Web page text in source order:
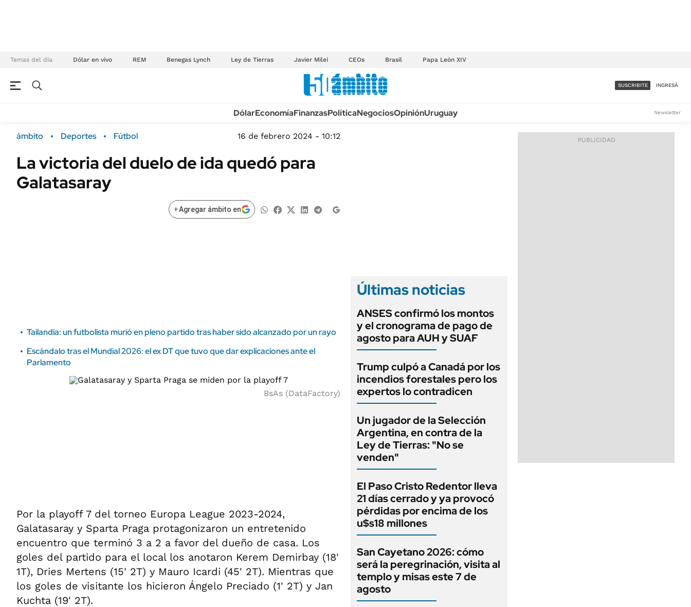
Temas del día Dólar en vivo REM Benegas Lynch Ley de Tierras Javier Milei CEOs Brasil Papa León XIV
Campo
FINANZAS
Sustentabilidad
POLÍTICA
TECNOLOGÍA
MÉXICO
MUNDO
ACCESO FULL - $1.800/MES
SUSCRIBITE INGRESÁ
DólarEconomíaFinanzasPolíticaNegociosOpiniónUruguay Newsletter
ámbito Deportes Fútbol 16 de febrero 2024 - 10:12
La victoria del duelo de ida quedó para
Galatasaray
+Agregar ámbito en
Tailandia: un futbolista murió en pleno partido tras haber sido alcanzado por un rayo
Escándalo tras el Mundial 2026: el ex DT que tuvo que dar explicaciones ante el
Parlamento
BsAs (DataFactory)
Por la playoff 7 del torneo Europa League 2023-2024,
Galatasaray y Sparta Praga protagonizaron un entretenido
encuentro que terminó 3 a 2 a favor del dueño de casa. Los
goles del partido para el local los anotaron Kerem Demirbay (18'
1T), Dries Mertens (15' 2T) y Mauro Icardi (45' 2T). Mientras que
los goles de visitante los hicieron Ángelo Preciado (1' 2T) y Jan
Kuchta (19' 2T).
Últimas noticias
ANSES confirmó los montos
y el cronograma de pago de
agosto para AUH y SUAF
Trump culpó a Canadá por los
incendios forestales pero los
expertos lo contradicen
Un jugador de la Selección
Argentina, en contra de la
Ley de Tierras: "No se
venden"
El Paso Cristo Redentor lleva
21 días cerrado y ya provocó
pérdidas por encima de los
u$s18 millones
San Cayetano 2026: cómo
será la peregrinación, visita al
templo y misas este 7 de
agosto